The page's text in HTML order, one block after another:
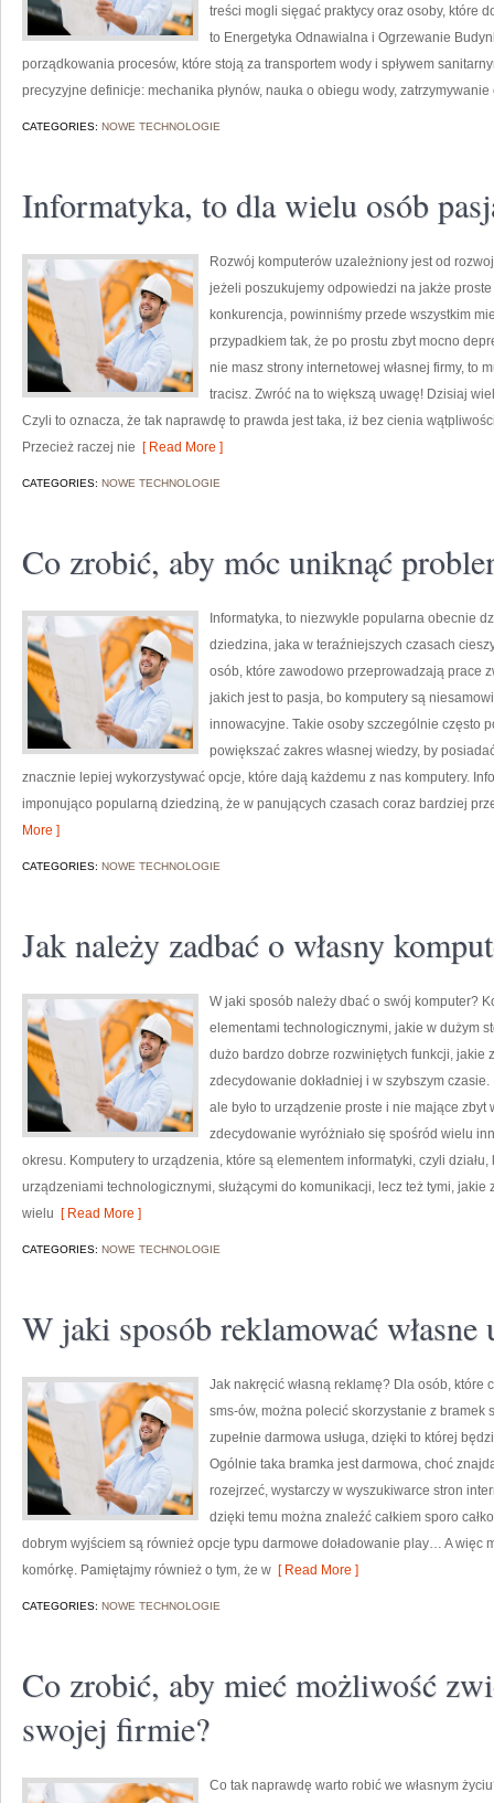
treści mogli sięgać praktycy oraz osoby, które
to Energetyka Odnawialna i Ogrzewanie
porządkowania procesów, które stoją za transportem wody i spływem
precyzyjne definicje: mechanika płynów, nauka o obiegu wody, zatrzymywanie
CATEGORIES: NOWE TECHNOLOGIE
Informatyka, to dla wielu osób
Rozwój komputerów uzależniony jest od
jeżeli poszukujemy odpowiedzi na jakże
konkurencja, powinniśmy przede wszystkim
przypadkiem tak, że po prostu zbyt mocno
nie masz strony internetowej własnej firmy, to
tracisz. Zwróć na to większą uwagę! Dzisiaj
Czyli to oznacza, że tak naprawdę to prawda jest taka, iż bez cienia
Przecież raczej nie [ Read More ]
CATEGORIES: NOWE TECHNOLOGIE
Co zrobić, aby móc uniknąć
Informatyka, to niezwykle popularna obecnie
dziedzina, jaka w teraźniejszych czasach
osób, które zawodowo przeprowadzają prace
jakich jest to pasja, bo komputery są
innowacyjne. Takie osoby szczególnie często
powiększać zakres własnej wiedzy, by
znacznie lepiej wykorzystywać opcje, które dają każdemu z nas komputery.
imponująco popularną dziedziną, że w panujących czasach coraz bardziej
More ]
CATEGORIES: NOWE TECHNOLOGIE
Jak należy zadbać o własny
W jaki sposób należy dbać o swój komputer?
elementami technologicznymi, jakie w dużym
dużo bardzo dobrze rozwiniętych funkcji, jakie
zdecydowanie dokładniej i w szybszym
ale było to urządzenie proste i nie mające
zdecydowanie wyróżniało się spośród wielu
okresu. Komputery to urządzenia, które są elementem informatyki, czyli
urządzeniami technologicznymi, służącymi do komunikacji, lecz też tymi,
wielu [ Read More ]
CATEGORIES: NOWE TECHNOLOGIE
W jaki sposób reklamować własne
Jak nakręcić własną reklamę? Dla osób, które
sms-ów, można polecić skorzystanie z bramek
zupełnie darmowa usługa, dzięki to której
Ogólnie taka bramka jest darmowa, choć
rozejrzeć, wystarczy w wyszukiwarce stron
dzięki temu można znaleźć całkiem sporo
dobrym wyjściem są również opcje typu darmowe doładowanie play… A więc
komórkę. Pamiętajmy również o tym, że w [ Read More ]
CATEGORIES: NOWE TECHNOLOGIE
Co zrobić, aby mieć możliwość
swojej firmie?
Co tak naprawdę warto robić we własnym